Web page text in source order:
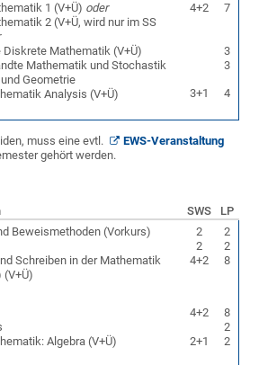
1 (V+Ü) oder
2 (V+Ü, wird nur im SS
Diskrete Mathematik (V+Ü)
Mathematik und Stochastik
Geometrie
Analysis (V+Ü)
4+2
3+1
7
3
3
4
muss eine evtl.
EWS-Veranstaltung
gehört werden.
SWS
LP
Beweismethoden (Vorkurs)
Schreiben in der Mathematik
(V+Ü)
2
2
4+2
2
2
8
Algebra (V+Ü)
4+2
2+1
8
2
2